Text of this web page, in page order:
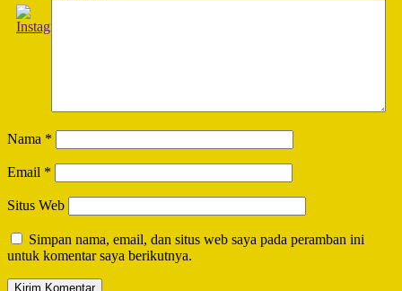
Nama *
Email *
Situs Web
Simpan nama, email, dan situs web saya pada peramban ini
untuk komentar saya berikutnya.